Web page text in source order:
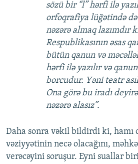
sözü bir “l” hərfi ilə
orfoqrafiya lüğətində
nəzərə almaq lazımdır
Respublikasının əsas
bütün qanun və
hərfi ilə yazılır və
borcudur. Yəni teatr
Ona görə bu iradı
nəzərə alasız”.
Daha sonra vəkil bildirdi ki, hamı
vəziyyətinin necə olacağını,
verəcəyini soruşur. Eyni suallar